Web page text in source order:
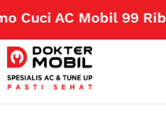
AC Mobil 99 Ribu!